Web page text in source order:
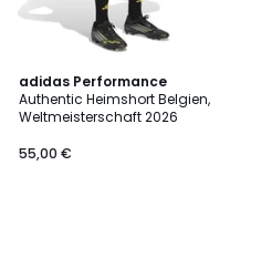
adidas Performance
Authentic Heimshort Belgien,
Weltmeisterschaft 2026
55,00 €